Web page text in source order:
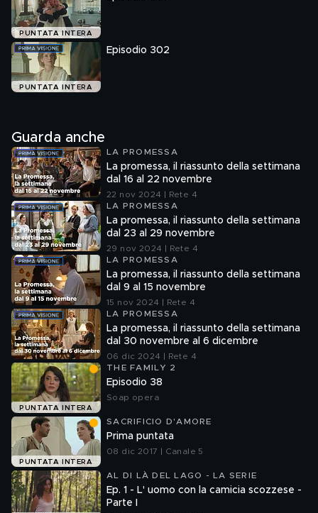
PUNTATA INTERA
PUNTATA INTERA
Episodio 302
Guarda anche
LA PROMESSA
La promessa, il riassunto della settimana
dal 16 al 22 novembre
22 nov 2024 | Rete 4
LA PROMESSA
La promessa, il riassunto della settimana
dal 23 al 29 novembre
29 nov 2024 | Rete 4
LA PROMESSA
La promessa, il riassunto della settimana
dal 9 al 15 novembre
15 nov 2024 | Rete 4
LA PROMESSA
La promessa, il riassunto della settimana
dal 30 novembre al 6 dicembre
06 dic 2024 | Rete 4
PUNTATA INTERA
THE FAMILY 2
Episodio 38
Soap opera
PUNTATA INTERA
SACRIFICIO D'AMORE
Prima puntata
08 dic 2017 | Canale 5
AL DI LÀ DEL LAGO - LA SERIE
Ep. 1 - L' uomo con la camicia scozzese -
Parte I